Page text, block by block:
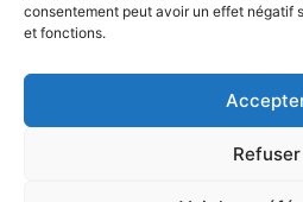
consentement peut avoir un effet négatif
et fonctions.
Refuser
Le Carrefour de
Métropole est un lieu ouvert qui
souhaitent entreprendre.